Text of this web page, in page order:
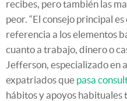
recibes, pero también las
peor. “El consejo principal
referencia a los elementos
cuanto a trabajo, dinero o
Jefferson, especializado en
expatriados que pasa
hábitos y apoyos habituales